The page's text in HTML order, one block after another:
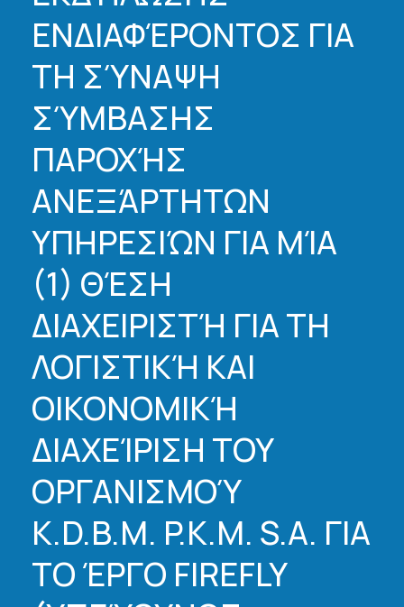
ΕΝΔΙΑΦΈΡΟΝΤΟΣ ΓΙΑ
ΤΗ ΣΎΝΑΨΗ
ΣΎΜΒΑΣΗΣ
ΠΑΡΟΧΉΣ
ΑΝΕΞΆΡΤΗΤΩΝ
ΥΠΗΡΕΣΙΏΝ ΓΙΑ ΜΊΑ
(1) ΘΈΣΗ
ΔΙΑΧΕΙΡΙΣΤΉ ΓΙΑ ΤΗ
ΛΟΓΙΣΤΙΚΉ ΚΑΙ
ΟΙΚΟΝΟΜΙΚΉ
ΔΙΑΧΕΊΡΙΣΗ ΤΟΥ
ΟΡΓΑΝΙΣΜΟΎ
K.D.B.M. P.K.M. S.A. ΓΙΑ
ΤΟ ΈΡΓΟ FIREFLY